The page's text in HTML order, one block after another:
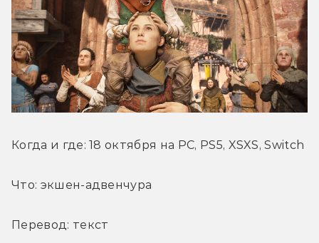
Когда и где: 18 октября на PC, PS5, XSXS, Switch
Что: экшен-адвенчура
Перевод: текст